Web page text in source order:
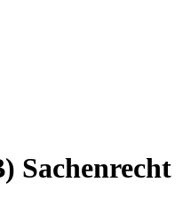
Sachenrecht